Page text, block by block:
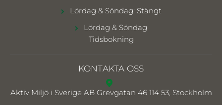
Lördag & Söndag: Stängt
Lördag & Söndag
Tidsbokning
KONTAKTA OSS
Aktiv Miljö i Sverige AB Grevgatan 46 114 53, Stockholm